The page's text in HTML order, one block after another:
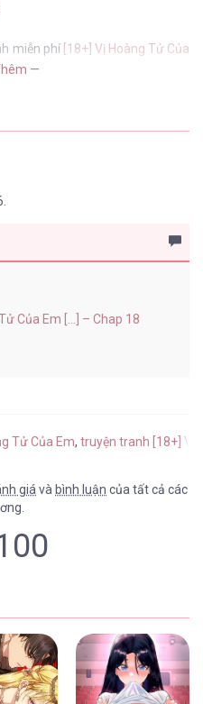
miễn phí [18+] Vị Hoàng Tử Của
—
Của Em [...] – Chap 18
Tử Của Em, truyện tranh [18+] Vị
giávà bình luận của tất cả các